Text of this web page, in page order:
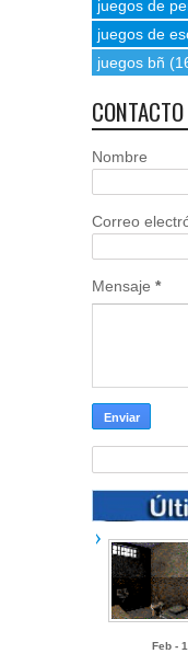
juegos de
juegos de
juegos bñ
CONTACTO
Nombre
Correo
Mensaje *
Feb -